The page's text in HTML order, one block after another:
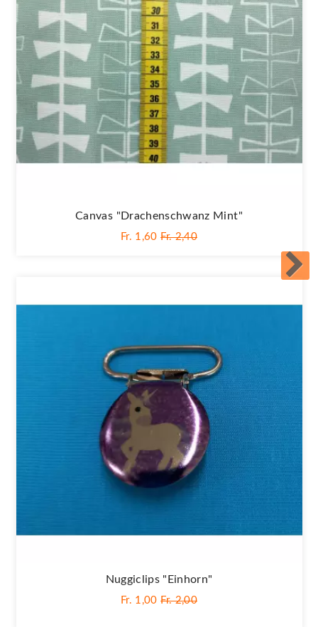
Canvas "Drachenschwanz Mint"
Fr. 1,60 Fr. 2,40
Nuggiclips "Einhorn"
Fr. 1,00 Fr. 2,00